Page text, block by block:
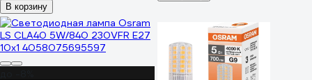
В корзину